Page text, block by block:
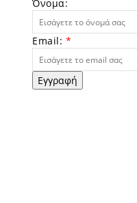
Όνομα:
Email: *
Εγγραφή